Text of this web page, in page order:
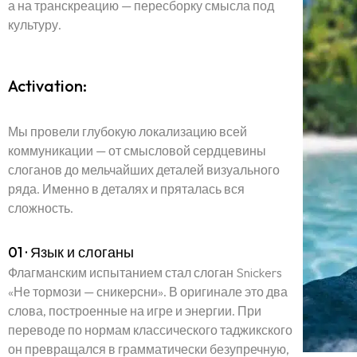
Главная
Портфолио
Услуги
а на транскреацию — пересборку смысла под
культуру.
Activation:
Мы провели глубокую локализацию всей
коммуникации — от смысловой сердцевины
слоганов до мельчайших деталей визуального
ряда. Именно в деталях и пряталась вся
сложность.
01 · Язык и слоганы
Флагманским испытанием стал слоган Snickers
«Не тормози — сникерсни». В оригинале это два
слова, построенные на игре и энергии. При
переводе по нормам классического таджикского
он превращался в грамматически безупречную,